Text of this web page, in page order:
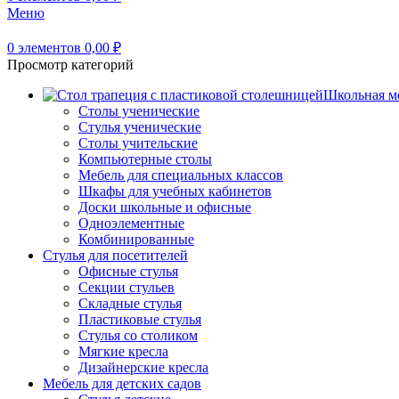
Меню
0 элементов 0,00 ₽
Просмотр категорий
Школьная
Столы ученические
Стулья ученические
Столы учительские
Компьютерные столы
Мебель для специальных классов
Шкафы для учебных кабинетов
Доски школьные и офисные
Одноэлементные
Комбинированные
Стулья для посетителей
Офисные стулья
Секции стульев
Складные стулья
Пластиковые стулья
Стулья со столиком
Мягкие кресла
Дизайнерские кресла
Мебель для детских садов